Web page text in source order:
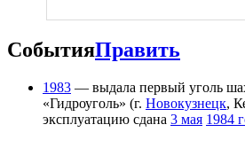
СобытияПравить
1983 — выдала первый уголь
«Гидроуголь» (г. Новокузнецк,
эксплуатацию сдана 3 мая 1984